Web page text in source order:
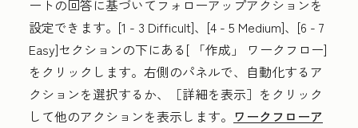
ートの回答に基づいてフォローアップアクションを
設定できます。 [1 - 3 Difficult]、[4 - 5 Medium]、[6 - 7
Easy]セクションの下にある[ 「作成」 ワークフロー]
をクリックします。右側のパネルで、自動化するア
クションを選択するか、［詳細を表示］ をクリック
して他のアクションを表示します。 ワークフローア